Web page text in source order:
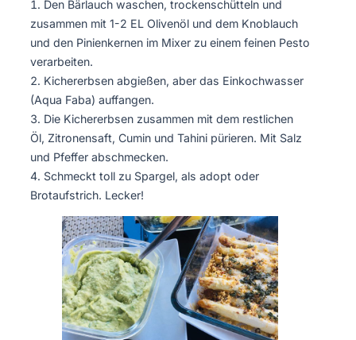
Den Bärlauch waschen, trockenschütteln und
zusammen mit 1-2 EL Olivenöl und dem Knoblauch
und den Pinienkernen im Mixer zu einem feinen Pesto
verarbeiten.
Kichererbsen abgießen, aber das Einkochwasser
(Aqua Faba) auffangen.
Die Kichererbsen zusammen mit dem restlichen
Öl, Zitronensaft, Cumin und Tahini pürieren. Mit Salz
und Pfeffer abschmecken.
Schmeckt toll zu Spargel, als adopt oder
Brotaufstrich. Lecker!